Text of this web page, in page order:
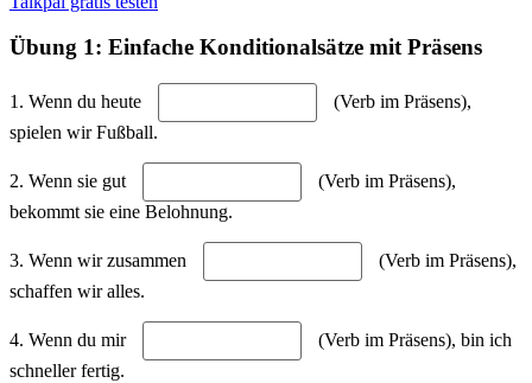
Übung 1: Einfache Konditionalsätze mit Präsens
1. Wenn du heute
(Verb im Präsens),
spielen wir Fußball.
2. Wenn sie gut
(Verb im Präsens),
bekommt sie eine Belohnung.
3. Wenn wir zusammen
(Verb im Präsens),
schaffen wir alles.
4. Wenn du mir
(Verb im Präsens), bin ich
schneller fertig.